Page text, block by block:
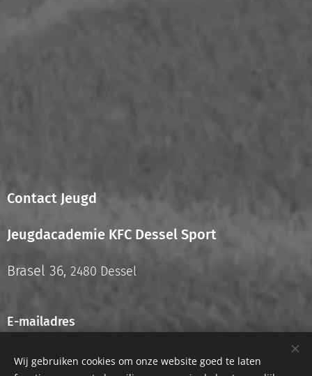
Contact Jeugd
Jeugdacademie KFC Dessel Sport
Brasel 36, 2480 Dessel
E-mailadres
Wij gebruiken cookies om onze website goed te laten